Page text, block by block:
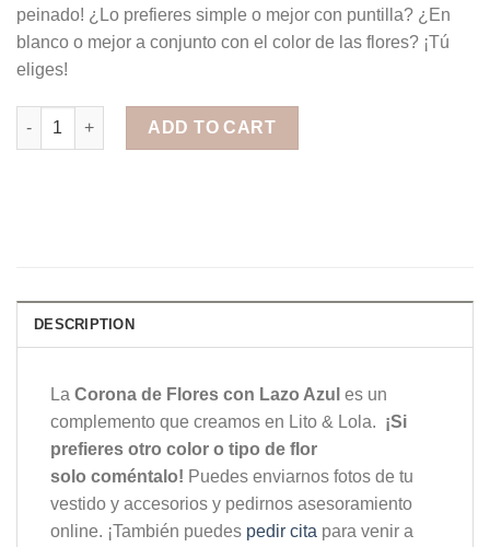
peinado! ¿Lo prefieres simple o mejor con puntilla? ¿En
blanco o mejor a conjunto con el color de las flores? ¡Tú
eliges!
Corona de Flores con Lazo Azul quantity
ADD TO CART
DESCRIPTION
La Corona de Flores con Lazo Azul es un
complemento que creamos en Lito & Lola. ¡Si
prefieres otro color o tipo de flor
solo coméntalo! Puedes enviarnos fotos de tu
vestido y accesorios y pedirnos asesoramiento
online. ¡También puedes pedir cita para venir a